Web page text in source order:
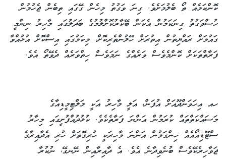
ކޮންކަމެއް ތޯ ބެލުމަށެވެ. ގިނަ ވަގުތު މިހެން ގޭގައި ތިބެން ޖެހުމުން
ހުސްވަގުތު ގިނަކަމުން އެކަން ބޭކާރުކޮށްލުމުގެ ބަދަލުގައި މާހިރު ނިންމީ
ގައުމަށް ރައްޔިތުން އިތުރަށް ހޭލުންތެރިކޮށް، މިކަމުގައި އިސްކޮށް އުޅުއްވާ
ފަރާތްތަކަށް ކޮންމެވެސް ވަރެއްގެ ނަމަވެސް ހިތްވަރެއް ދެވޭތޯ އެވެ.
ހއ އިހަވަންދޫއަށް އުފަން، އަލީ މާހިރު އަކީ މަލްޓިމީޑިއާގެ
މަސައްކަތްތައް ކުރަމުން އަންނަ ފަރާތެކެވެ. ކުޅުދުއްފުށީގައި މިހާރު
ސްޓޫޑިއޯއެއް ހިންގަމުން އަންނަ މާހިރަކީ ހުރިގޮތަށް ހުރި އެދާއިރާގެ
ޖަވާހިރެކޭވެސް ބުނެވިދާނެ އެވެ. އެ ދާއިރާއިން ނޭނގޭ، ނުކުރާ